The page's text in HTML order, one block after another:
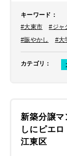
キーワード ：
#大東市
#ジャ
#賑やかし
#大
カテゴリ ：
新築分譲
しにピエ
江東区